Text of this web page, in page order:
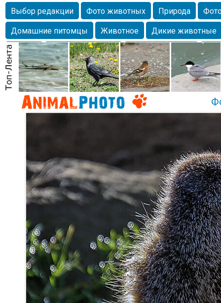
Выбор редакции Фото животных Природа
Домашние питомцы
Животное
Дикие животные
Собаки
Alexanderandronik Млекопитающие
Морда
Собачка Осень Портрет
Домашние
Насекомое
Коты Lebert Дикие птицы Утка